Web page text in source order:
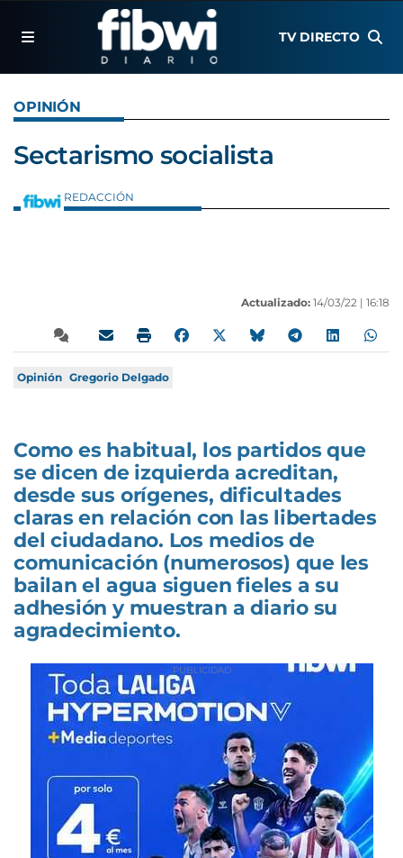
TV DIRECTO
OPINIÓN
Sectarismo socialista
REDACCIÓN
Actualizado: 14/03/22 | 16:18
Opinión Gregorio Delgado
Como es habitual, los partidos que
se dicen de izquierda acreditan,
desde sus orígenes, dificultades
claras en relación con las libertades
del ciudadano. Los medios de
comunicación (numerosos) que les
bailan el agua siguen fieles a su
adhesión y muestran a diario su
agradecimiento.